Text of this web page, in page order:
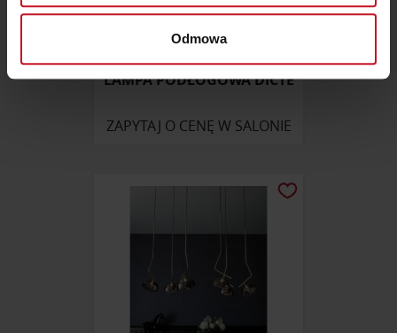
Dowiedz się więcej odnośnie tego, jak Twoje osobiste
dane są przetwarzane oraz ustaw własne preferencje w
zmienić lub wycofać swoją zgodę w dowolnej chwili.
Wykorzystujemy pliki cookie do spersonalizowania treści
korzystasz z naszej witryny, udostępniamy partnerom
korzystania z ich usług.
Odmowa
LAMPA PODŁOGOWA DICTE
ZAPYTAJ O CENĘ W SALONIE